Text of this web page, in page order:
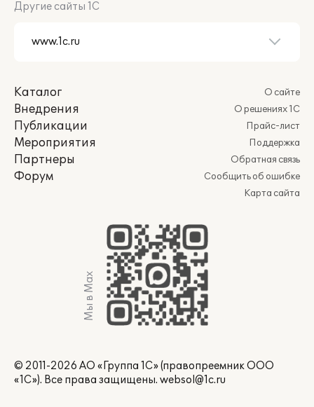
Другие сайты 1С
Каталог
Внедрения
Публикации
Мероприятия
Партнеры
Форум
О сайте
О решениях 1С
Прайс-лист
Поддержка
Обратная связь
Сообщить об ошибке
Карта сайта
Мы в Max
© 2011-2026 АО «Группа 1С» (правопреемник ООО
«1С»). Все права защищены. websol@1c.ru